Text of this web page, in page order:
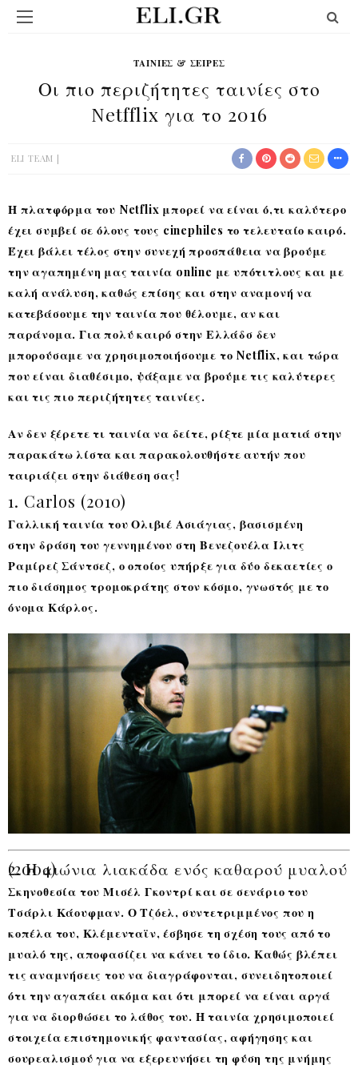
ΤΑΙΝΊΕΣ & ΣΕΙΡΈΣ
Οι πιο περιζήτητες ταινίες στο
Netfflix για το 2016
ELI TEAM
Η πλατφόρμα του Netflix μπορεί να είναι ό,τι καλύτερο
έχει συμβεί σε όλους τους cinephiles το τελευταίο καιρό.
Έχει βάλει τέλος στην συνεχή προσπάθεια να βρούμε
την αγαπημένη μας ταινία online με υπότιτλους και με
καλή ανάλυση, καθώς επίσης και στην αναμονή να
κατεβάσουμε την ταινία που θέλουμε, αν και
παράνομα. Για πολύ καιρό στην Ελλάδσ δεν
μπορούσαμε να χρησιμοποιήσουμε το Netflix, και τώρα
που είναι διαθέσιμο, ψάξαμε να βρούμε τις καλύτερες
και τις πιο περιζήτητες ταινίες.
Αν δεν ξέρετε τι ταινία να δείτε, ρίξτε μία ματιά στην
παρακάτω λίστα και παρακολουθήστε αυτήν που
ταιριάζει στην διάθεση σας!
1. Carlos (2010)
Γαλλική ταινία του Ολιβιέ Ασιάγιας, βασισμένη
στην δράση του γεννημένου στη Βενεζουέλα Ίλιτς
Ραμίρεζ Σάντσεζ, ο οποίος υπήρξε για δύο δεκαετίες ο
πιο διάσημος τρομοκράτης στον κόσμο, γνωστός με το
όνομα Κάρλος.
2. Η αιώνια λιακάδα ενός καθαρού μυαλού (2004)
Σκηνοθεσία του Μισέλ Γκοντρί και σε σενάριο του
Τσάρλι Κάουφμαν. Ο Τζόελ, συντετριμμένος που η
κοπέλα του, Κλέμενταϊν, έσβησε τη σχέση τους από το
μυαλό της, αποφασίζει να κάνει το ίδιο. Καθώς βλέπει
τις αναμνήσεις του να διαγράφονται, συνειδητοποιεί
ότι την αγαπάει ακόμα και ότι μπορεί να είναι αργά
για να διορθώσει το λάθος του. Η ταινία χρησιμοποιεί
στοιχεία επιστημονικής φαντασίας, αφήγησης και
σουρεαλισμού για να εξερευνήσει τη φύση της μνήμης